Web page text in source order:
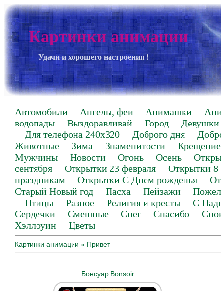
Картинки анимации
Удачи и хорошего настроения !
Автомобили Ангелы, феи Анимашки
водопады
Выздоравливай Город
Девушки
Для телефона 240х320
Доброго дня
Животные
Зима Знаменитости
Крещение
Мужчины
Новости Огонь Осень
сентября
Открытки 23 февраля
Открытки 8
праздникам
Открытки С Днем рожденья
Старый Новый год
Пасха Пейзажи
Птицы
Разное Религия и кресты
С
Сердечки
Смешные Снег Спасибо
Хэллоуин
Цветы
Картинки анимации » Привет
Бонсуар Bonsoir